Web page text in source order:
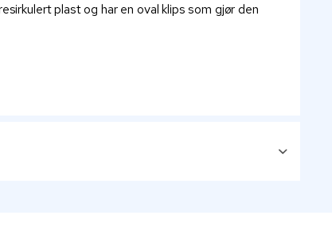
plast og har en oval klips som gjør den